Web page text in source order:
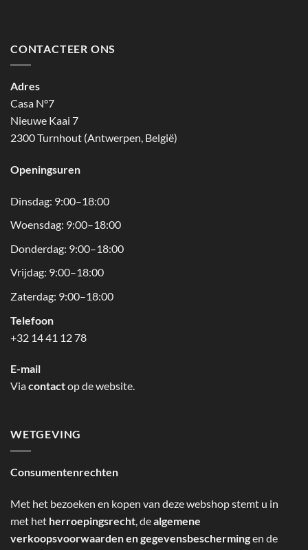
CONTACTEER ONS
Adres
Casa N°7
Nieuwe Kaai 7
2300 Turnhout (Antwerpen, België)
Openingsuren
Dinsdag: 9:00–18:00
Woensdag: 9:00–18:00
Donderdag: 9:00–18:00
Vrijdag: 9:00–18:00
Zaterdag: 9:00–18:00
Telefoon
+32 14 41 12 78
E-mail
Viacontactop de website.
WETGEVING
Consumentenrechten
Met het bezoeken en kopen van deze webshop stemt u in
met het herroepingsrecht , dealgemene
verkoopsvoorwaarden en gegevensbeschermingen de